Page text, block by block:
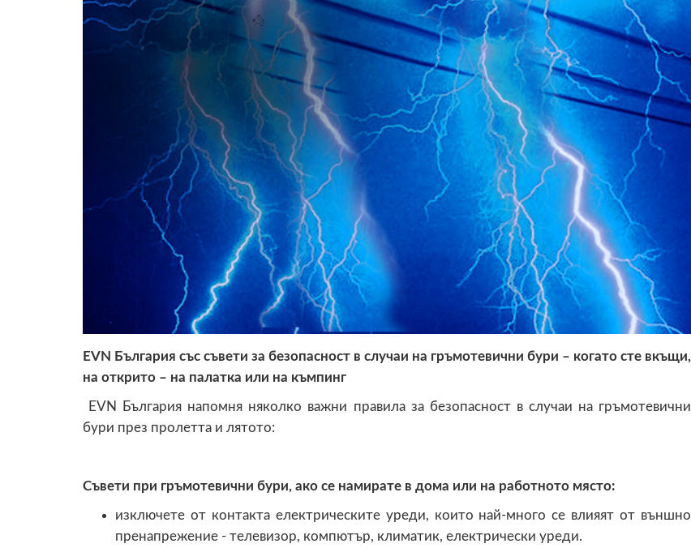
EVN България със съвети за безопасност в случаи на гръмотевични бури – когато сте вкъщи,
на открито – на палатка или на къмпинг
EVN България напомня няколко важни правила за безопасност в случаи на гръмотевични
бури през пролетта и лятото:
Съвети при гръмотевични бури, ако се намирате в дома или на работното място:
изключете от контакта електрическите уреди, които най-много се влияят от външно
пренапрежение - телевизор, компютър, климатик, електрически уреди.